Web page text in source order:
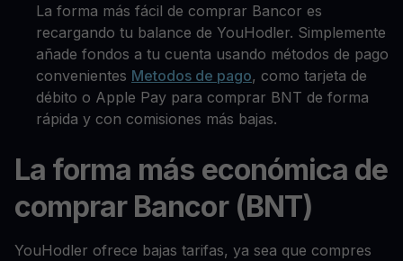
La forma más fácil de comprar Bancor es
recargando tu balance de YouHodler. Simplemente
añade fondos a tu cuenta usando métodos de pago
convenientes Metodos de pago, como tarjeta de
débito o Apple Pay para comprar BNT de forma
rápida y con comisiones más bajas.
La forma más económica de
comprar Bancor (BNT)
YouHodler ofrece bajas tarifas, ya sea que compres